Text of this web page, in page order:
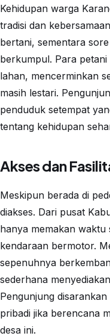
Kehidupan warga
tradisi dan
bertani, sementara
berkumpul. Para
lahan, mencerminkan
masih lestari.
penduduk setempat
tentang kehidupan
Akses dan
Meskipun berada di
diakses. Dari pusat
hanya memakan waktu
kendaraan bermotor.
sepenuhnya
sederhana
Pengunjung
pribadi jika berencana
desa ini.